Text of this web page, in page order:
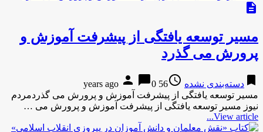
description
مسیر توسعه یافتگی از پیشرفت آموزش و
پرورش می گذرد
bookmark دسته‌بندی نشده access_time
56 years ago
person chat_bubble0
مسیر توسعه یافتگی از پیشرفت آموزش و پرورش می گذردمردم
نیوز مسیر توسعه یافتگی از پیشرفت آموزش و پرورش می …
View article...